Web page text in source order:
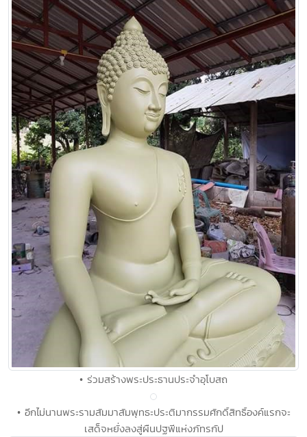
• ร่วมสร้างพระประธานประจำอุโบสถ
• อีกไม่นานพระรามสัมมาสัมพุทธะประติมากรรมศักดิ์สิทธิ์องค์แรกจะ
เสด็จหยั่งลงสู่ผืนปฐพีแห่งภัทรกัป